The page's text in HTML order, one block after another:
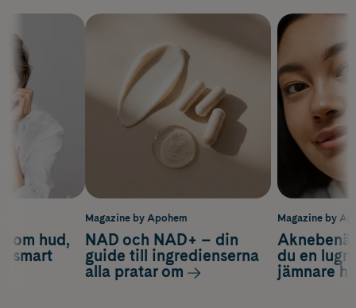
Magazine by
du en
jämnare
om hud,
smart
Magazine by Apohem
NAD och NAD+ – din
guide till ingredienserna
alla pratar om